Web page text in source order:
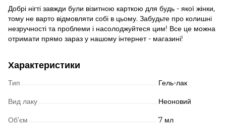
Добрі нігті завжди були візитною карткою для будь - якої жінки,
тому не варто відмовляти собі в цьому. Забудьте про колишні
незручності та проблеми і насолоджуйтеся цим! Все це можна
отримати прямо зараз у нашому інтернет - магазині!
Характеристики
Тип Гель-лак
Вид лаку Неоновий
Об'єм 7 мл